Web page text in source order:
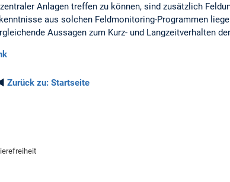
Anlagen treffen zu können, sind zusätzlich
aus solchen Feldmonitoring-Programmen
Aussagen zum Kurz- und Langzeitverhalten
Zurück zu: Startseite